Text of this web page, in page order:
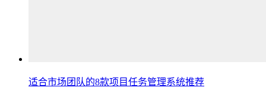
适合市场团队的8款项目任务管理系统推荐